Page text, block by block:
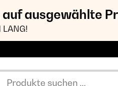
auf ausgewählte
LANG!